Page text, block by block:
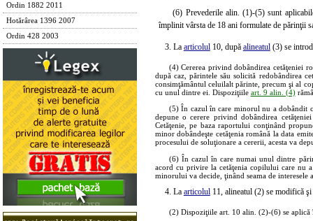
Ordin 1882 2011
Hotărârea 1396 2007
Ordin 428 2003
(6) Prevederile alin. (1)-(5) sunt
împlinit vârsta de 18 ani formulate de părinţii
3. La articolul 10, după alineatul (3) se
(4) Cererea privind dobândirea cetăţeniei
după caz, părintele său solicită redobândirea
consimţământul celuilalt părinte, precum şi al
cu unul dintre ei. Dispoziţiile art. 9 alin. (4)
(5) În cazul în care minorul nu a dobândit
depune o cerere privind dobândirea
Cetăţenie, pe baza raportului conţinând
minor dobândeşte cetăţenia română la data
procesului de soluţionare a cererii, acesta va
(6) În cazul în care numai unul dintre
acord cu privire la cetăţenia copilului care nu
minorului va decide, ţinând seama de interesele
4. La articolul 11, alineatul (2) se modifică
(2) Dispoziţiile art. 10 alin. (2)-(6) se aplică